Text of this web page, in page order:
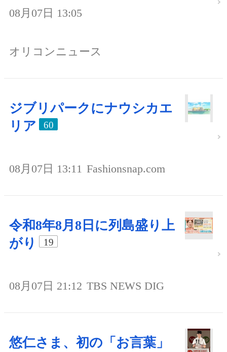
08月07日 13:05
オリコンニュース
ジブリパークにナウシカエ
リア
60
08月07日 13:11 Fashionsnap.com
令和8年8月8日に列島盛り上
がり
19
08月07日 21:12 TBS NEWS DIG
悠仁さま、初の「お言葉」